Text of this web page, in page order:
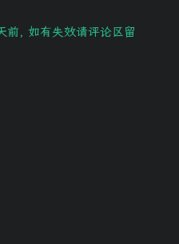
前, 如有失效请评论区留